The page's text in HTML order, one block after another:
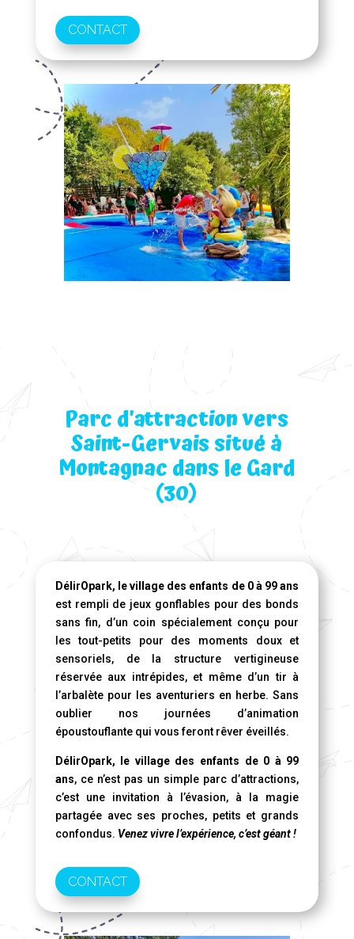
CONTACT
Parc d’attraction vers
Saint-Gervais situé à
Montagnac dans le Gard
(30)
DélirOpark, le village des enfants de 0 à 99 ans
est rempli de jeux gonflables pour des bonds
sans fin, d’un coin spécialement conçu pour
les tout-petits pour des moments doux et
sensoriels, de la structure vertigineuse
réservée aux intrépides, et même d’un tir à
l’arbalète pour les aventuriers en herbe. Sans
oublier nos journées d’animation
époustouflante qui vous feront rêver éveillés.
DélirOpark, le village des enfants de 0 à 99
ans, ce n’est pas un simple parc d’attractions,
c’est une invitation à l’évasion, à la magie
partagée avec ses proches, petits et grands
confondus. Venez vivre l’expérience, c’est géant !
CONTACT